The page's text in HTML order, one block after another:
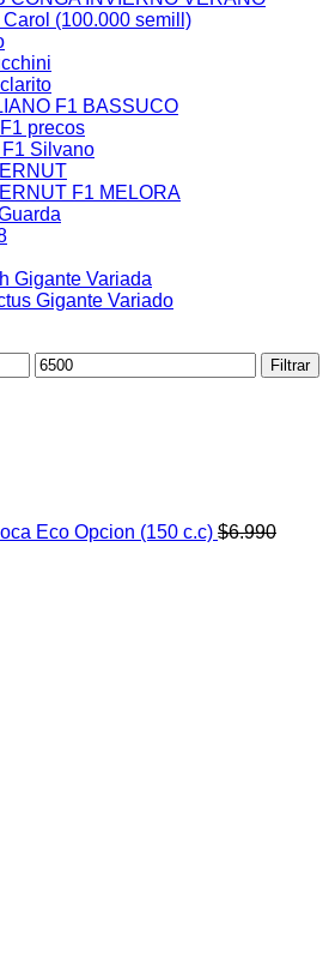
(100.000 semill)
F1 BASSUCO
precos
Silvano
F1 MELORA
Gigante Variada
Gigante Variado
Precio
máximo
Filtrar
Eco Opcion (150 c.c) $6.990